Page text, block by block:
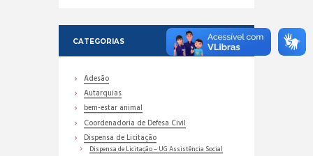
CATEGORIAS
Adesão
Autarquias
bem-estar animal
Coordenadoria de Defesa Civil
Dispensa de Licitação
Dispensa de Licitação – UG Assistência Social